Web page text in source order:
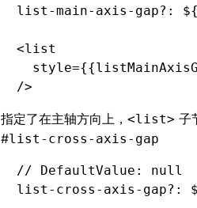
list -main- axis - gap?:
<list
  style
=
/>
指定了在主轴方向上， <list> 子
#list-cross-axis-gap
// DefaultValue: null
list - cross - axis - gap?: